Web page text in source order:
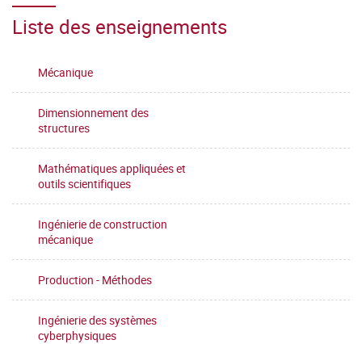
Liste des enseignements
Mécanique
Dimensionnement des
structures
Mathématiques appliquées et
outils scientifiques
Ingénierie de construction
mécanique
Production - Méthodes
Ingénierie des systèmes
cyberphysiques